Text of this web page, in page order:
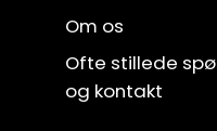
Om os
Ofte stillede
og kontakt